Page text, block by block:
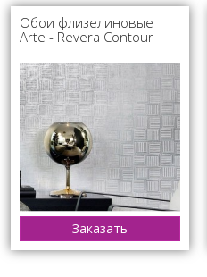
Обои флизелиновые
Arte - Revera Contour
Заказать